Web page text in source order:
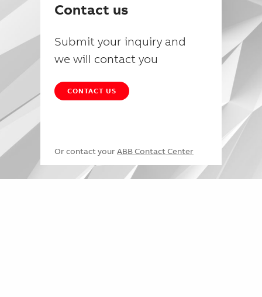
Contact us
Submit your inquiry and
we will contact you
CONTACT US
Or contact your ABB Contact Center